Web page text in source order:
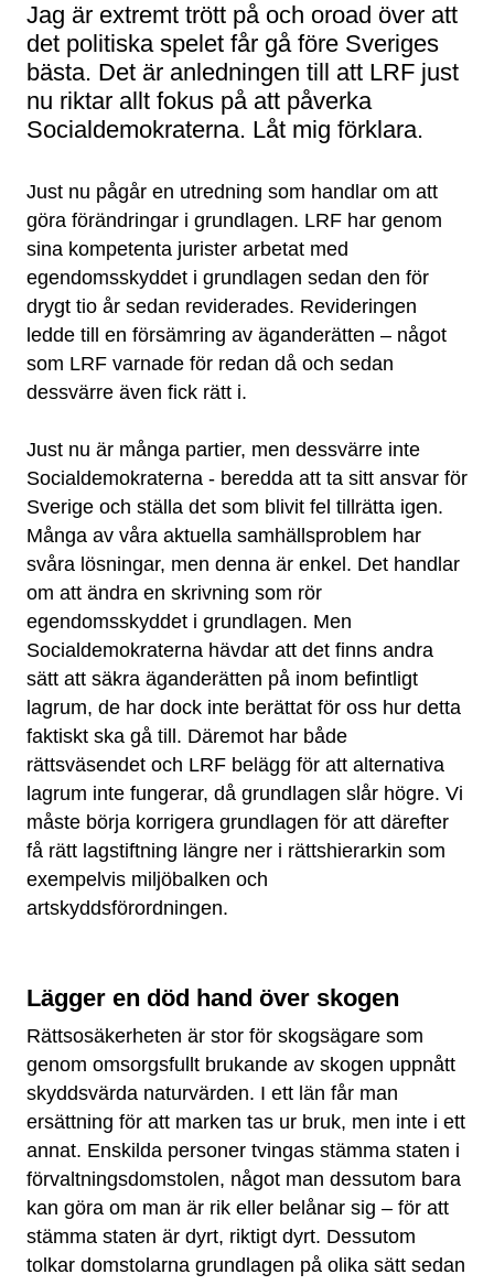
Jag är extremt trött på och oroad över att
det politiska spelet får gå före Sveriges
bästa. Det är anledningen till att LRF just
nu riktar allt fokus på att påverka
Socialdemokraterna. Låt mig förklara.
Just nu pågår en utredning som handlar om att
göra förändringar i grundlagen. LRF har genom
sina kompetenta jurister arbetat med
egendomsskyddet i grundlagen sedan den för
drygt tio år sedan reviderades. Revideringen
ledde till en försämring av äganderätten – något
som LRF varnade för redan då och sedan
dessvärre även fick rätt i.
Just nu är många partier, men dessvärre inte
Socialdemokraterna - beredda att ta sitt ansvar för
Sverige och ställa det som blivit fel tillrätta igen.
Många av våra aktuella samhällsproblem har
svåra lösningar, men denna är enkel. Det handlar
om att ändra en skrivning som rör
egendomsskyddet i grundlagen. Men
Socialdemokraterna hävdar att det finns andra
sätt att säkra äganderätten på inom befintligt
lagrum, de har dock inte berättat för oss hur detta
faktiskt ska gå till. Däremot har både
rättsväsendet och LRF belägg för att alternativa
lagrum inte fungerar, då grundlagen slår högre. Vi
måste börja korrigera grundlagen för att därefter
få rätt lagstiftning längre ner i rättshierarkin som
exempelvis miljöbalken och
artskyddsförordningen.
Lägger en död hand över skogen
Rättsosäkerheten är stor för skogsägare som
genom omsorgsfullt brukande av skogen uppnått
skyddsvärda naturvärden. I ett län får man
ersättning för att marken tas ur bruk, men inte i ett
annat. Enskilda personer tvingas stämma staten i
förvaltningsdomstolen, något man dessutom bara
kan göra om man är rik eller belånar sig – för att
stämma staten är dyrt, riktigt dyrt. Dessutom
tolkar domstolarna grundlagen på olika sätt sedan